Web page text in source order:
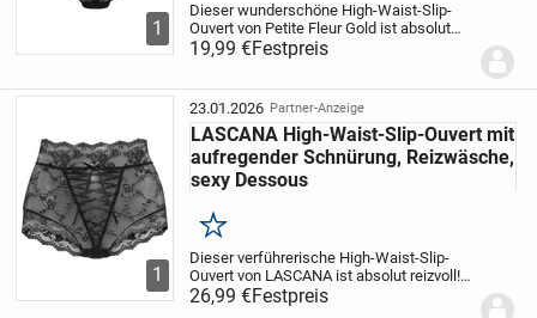
1
Dieser wunderschöne High-Waist-Slip-
Ouvert von Petite Fleur Gold ist absolut
verführerisch! Er ist aus hochwertiger,
floraler Spitze gefertigt, welche dank der
19,99 €Festpreis
1
23.01.2026 Partner-Anzeige
LASCANA High-Waist-Slip-Ouvert mit
aufregender Schnürung, Reizwäsche,
sexy Dessous
Merken
Dieser verführerische High-Waist-Slip-
Ouvert von LASCANA ist absolut reizvoll!
Er ist aus hochwertiger Spitze gefertigt,
welche dank des leicht transparenten
26,99 €Festpreis